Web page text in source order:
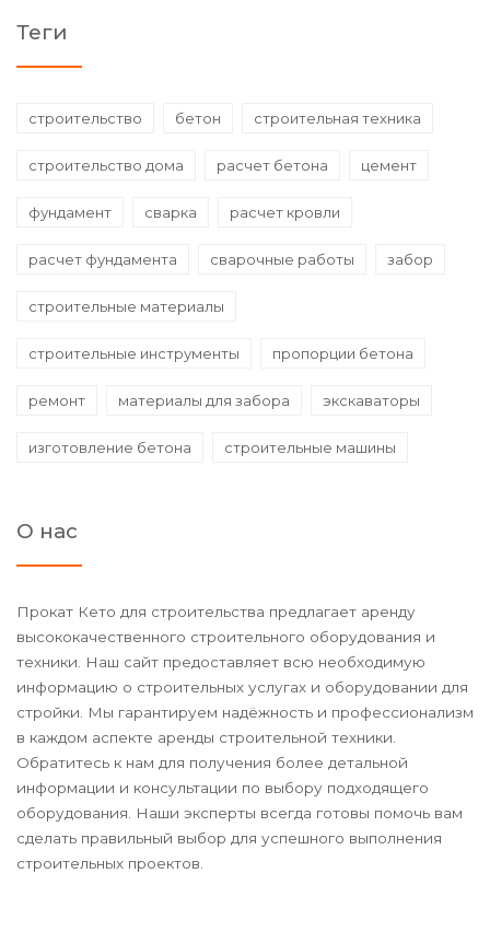
Теги
строительство бетон строительная техника
строительство дома расчет бетона цемент
фундамент сварка расчет кровли
расчет фундамента сварочные работы забор
строительные материалы
строительные инструменты пропорции бетона
ремонт материалы для забора экскаваторы
изготовление бетона строительные машины
О нас
Прокат Кето для строительства предлагает аренду
высококачественного строительного оборудования и
техники. Наш сайт предоставляет всю необходимую
информацию о строительных услугах и оборудовании для
стройки. Мы гарантируем надёжность и профессионализм
в каждом аспекте аренды строительной техники.
Обратитесь к нам для получения более детальной
информации и консультации по выбору подходящего
оборудования. Наши эксперты всегда готовы помочь вам
сделать правильный выбор для успешного выполнения
строительных проектов.